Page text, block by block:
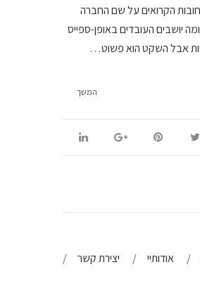
הקרואים על שם החברה
יושבים העובדים באופן-ספייס
אבל השקט הוא פשוט…
המשך
אודותיי יצירת קשר